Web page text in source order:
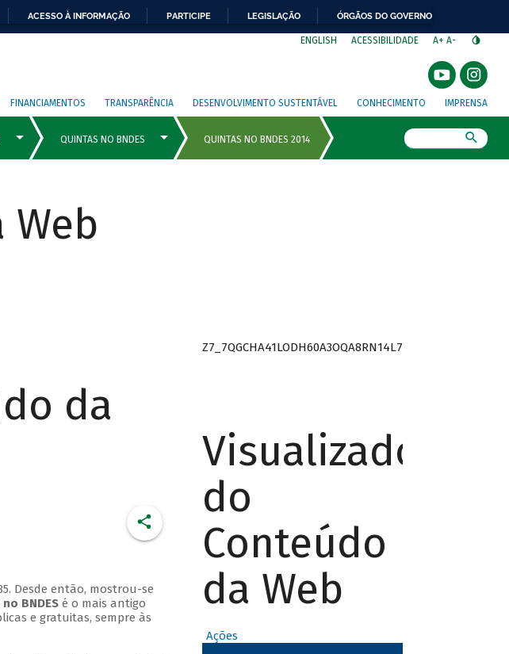
ACESSO À INFORMAÇÃO PARTICIPE LEGISLAÇÃO ÓRGÃOS DO GOVERNO
ENGLISH ACESSIBILIDADE A+ A-
FINANCIAMENTOS TRANSPARÊNCIA DESENVOLVIMENTO SUSTENTÁVEL CONHECIMENTO IMPRENSA
da
Desde então, mostrou-se
BNDESé o mais antigo
e gratuitas, sempre às
Z7_7QGCHA41LODH60A3OQA8RN14L7
Visualizador
do
Conteúdo
da Web
Ações